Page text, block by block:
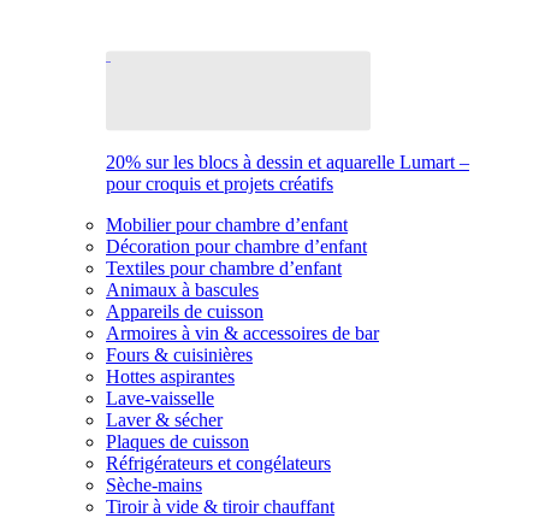
20% sur les blocs à dessin et aquarelle Lumart –
pour croquis et projets créatifs
Mobilier pour chambre d’enfant
Décoration pour chambre d’enfant
Textiles pour chambre d’enfant
Animaux à bascules
Appareils de cuisson
Armoires à vin & accessoires de bar
Fours & cuisinières
Hottes aspirantes
Lave-vaisselle
Laver & sécher
Plaques de cuisson
Réfrigérateurs et congélateurs
Sèche-mains
Tiroir à vide & tiroir chauffant